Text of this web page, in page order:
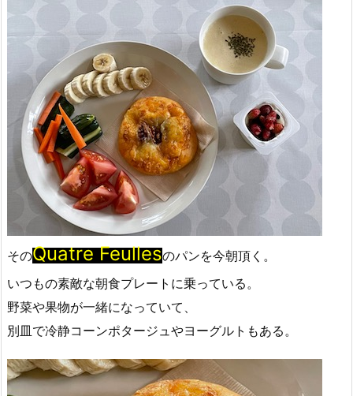
そのQuatre Feullesのパンを今朝頂く。
いつもの素敵な朝食プレートに乗っている。
野菜や果物が一緒になっていて、
別皿で冷静コーンポタージュやヨーグルトもある。